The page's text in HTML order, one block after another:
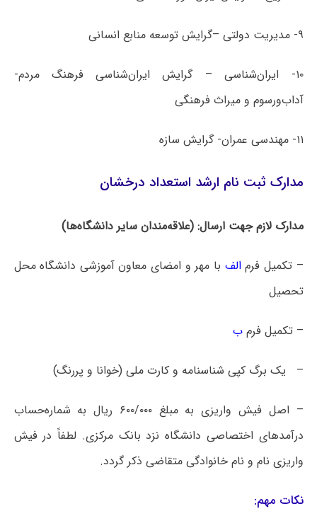
۹- مدیریت دولتی –گرایش توسعه منابع انسانی
۱۰- ایران‌شناسی – گرایش ایران‌شناسی فرهنگ مردم-
آداب‌ورسوم و میراث فرهنگی
۱۱- مهندسی عمران- گرایش سازه
مدارک ثبت نام ارشد استعداد درخشان
مدارک لازم جهت ارسال: (علاقه‌مندان سایر دانشگاه‌ها)
– تکمیل فرمالف با مهر و امضای معاون آموزشی دانشگاه محل
تحصیل
– تکمیل فرمب
– یک برگ کپی شناسنامه و کارت ملی (خوانا و پررنگ)
– اصل فیش واریزی به مبلغ ۶۰۰/۰۰۰ ریال به شماره‌حساب
درآمدهای اختصاصی دانشگاه نزد بانک مرکزی. لطفاً در فیش
واریزی نام و نام خانوادگی متقاضی ذکر گردد.
نکات مهم: